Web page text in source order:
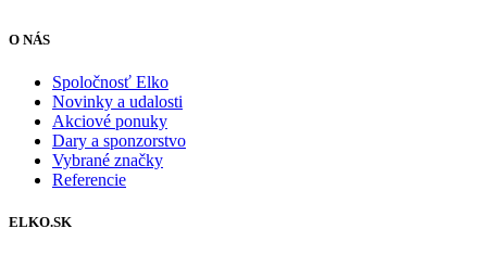
O NÁS
Spoločnosť Elko
Novinky a udalosti
Akciové ponuky
Dary a sponzorstvo
Vybrané značky
Referencie
ELKO.SK